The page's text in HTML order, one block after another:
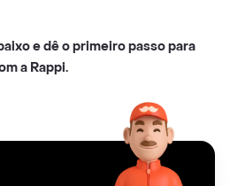
e dê o primeiro passo para
a Rappi.